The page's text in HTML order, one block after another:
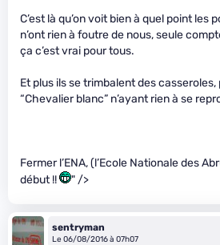
C’est là qu’on voit bien à quel point les
n’ont rien à foutre de nous, seule
ça c’est vrai pour tous.
Et plus ils se trimbalent des
“Chevalier blanc” n’ayant rien à se
Fermer l’ENA, (l’Ecole Nationale des
début !!
" />
sentryman
Le 06/08/2016 à 07h07